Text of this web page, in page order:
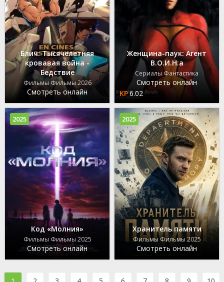
Блич: Тысячелетняя
кровавая война -
Бедствие
Фильмы Фильмы 2026
Смотреть онлайн
Женщина-паук: Агент
В.О.И.Н.а
Сериалы Фантастика
Смотреть онлайн
6.02
Код «Молния»
Фильмы Фильмы 2025
Смотреть онлайн
2025
Хранитель памяти
Фильмы Фильмы 2025
Смотреть онлайн
2025